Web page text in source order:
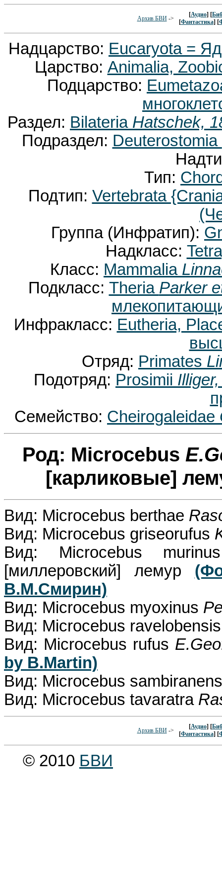
Архив БВИ->
[Аудио] [
[Фантастика] [
Надцарство: Eucaryota =
Царство: Animalia,
Подцарство:
Раздел: Bilateria Hatschek,
Подраздел: Deuterostomia
Тип:
Подтип: Vertebrata
Группа (Инфратип):
Надкласс:
Класс: Mammalia
Подкласс: Theria Parker
Инфракласс: Eutheria,
Отряд: Primates
Подотряд: Prosimii
Семейство: Cheirogaleidae
Род: Microcebus
[карликовые]
Вид: Microcebus berthae
Вид: Microcebus griseorufus
Вид: Microcebus
[миллеровский] лемур
В.М.Смирин)
Вид: Microcebus myoxinus
Вид: Microcebus
Вид: Microcebus rufus
by B.Martin)
Вид: Microcebus
Вид: Microcebus tavaratra
Архив БВИ->
[Аудио] [
[Фантастика] [
© 2010 БВИ